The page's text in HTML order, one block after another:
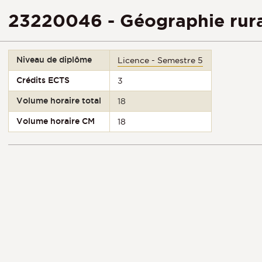
23220046 - Géographie
Niveau de diplôme Licence - Semestre 5
Crédits ECTS 3
Volume horaire total 18
Volume horaire CM 18